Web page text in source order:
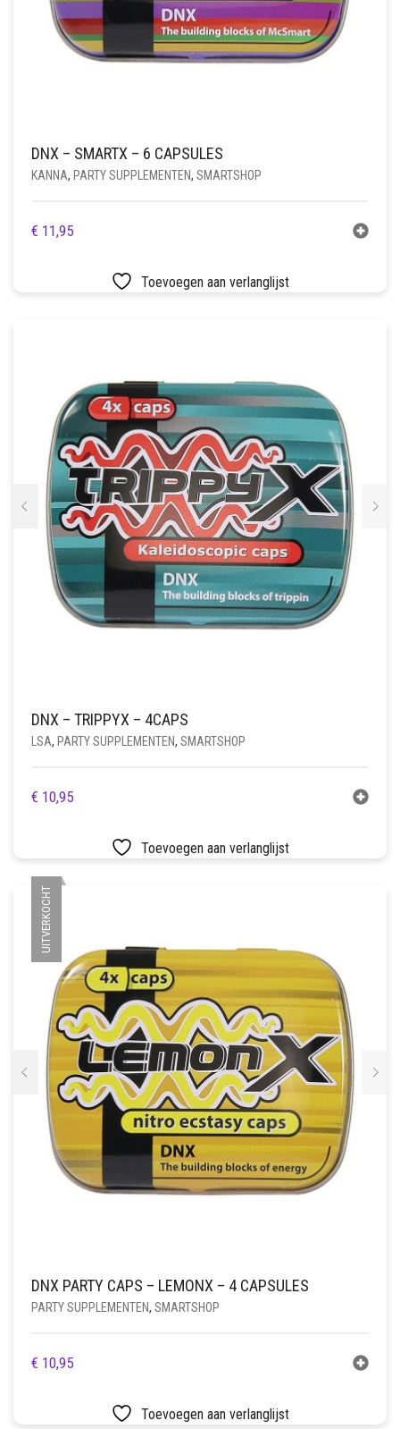
DNX – SMARTX – 6 CAPSULES
KANNA, PARTY SUPPLEMENTEN, SMARTSHOP
€ 11,95
Toevoegen aan verlanglijst
DNX – TRIPPYX – 4CAPS
LSA, PARTY SUPPLEMENTEN, SMARTSHOP
€ 10,95
Toevoegen aan verlanglijst
UITVERKOCHT
DNX PARTY CAPS – LEMONX – 4 CAPSULES
PARTY SUPPLEMENTEN, SMARTSHOP
€ 10,95
Toevoegen aan verlanglijst